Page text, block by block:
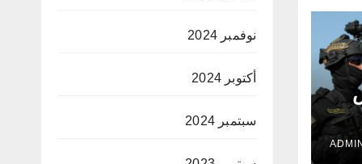
نوفمبر 2024
أكتوبر 2024
سبتمبر 2024